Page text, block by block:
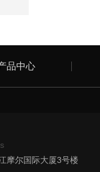
品中心
摩尔国际大厦3号楼